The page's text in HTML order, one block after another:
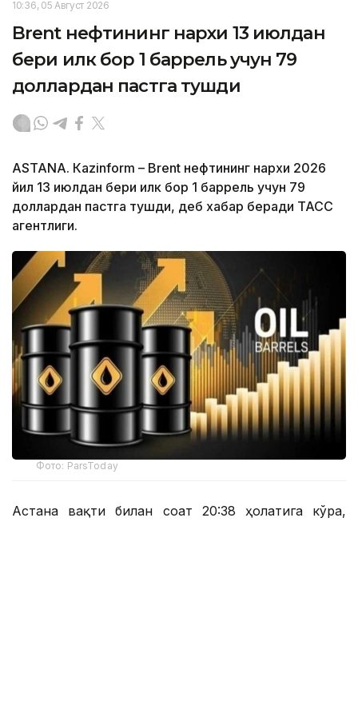
10:36, 05 Август 2026
Brent нефтининг нархи 13 июлдан
бери илк бор 1 баррель учун 79
доллардан пастга тушди
ASTANА. Кazinform – Brent нефтининг нархи 2026
йил 13 июлдан бери илк бор 1 баррель учун 79
доллардан пастга тушди, деб хабар беради ТАСС
агентлиги.
Фото: ParsToday
Астана вақти билан соат 20:38 ҳолатига кўра,